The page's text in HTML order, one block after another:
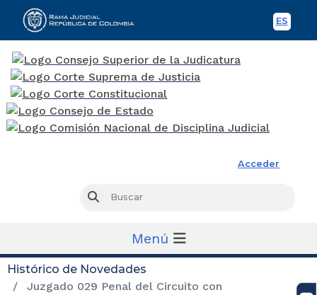
ES
Acceder
Buscar
Menú
Histórico de Novedades
Juzgado 029 Penal del Circuito con